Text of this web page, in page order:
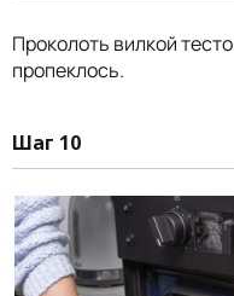
Проколоть вилкой
пропеклось.
Шаг 10